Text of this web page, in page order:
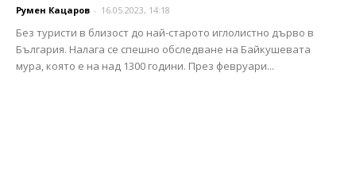
Румен Кацаров - 16.05.2023, 14:18
Без туристи в близост до най-старото иглолистно дърво в
България. Налага се спешно обследване на Байкушевата
мура, която е на над 1300 години. През февруари...